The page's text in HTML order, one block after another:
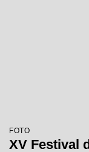
FOTO
XV Festival